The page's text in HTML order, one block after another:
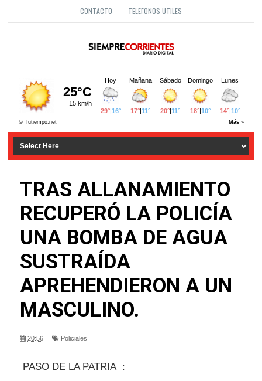
CONTACTO TELEFONOS UTILES
TRAS ALLANAMIENTO
RECUPERÓ LA POLICÍA
UNA BOMBA DE AGUA
SUSTRAÍDA
APREHENDIERON A UN
MASCULINO.
20:56 Policiales
PASO DE LA PATRIA :